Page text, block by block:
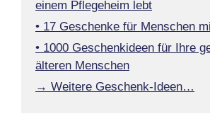
einem Pflegeheim lebt
• 17 Geschenke für Menschen
• 1000 Geschenkideen für Ihre
älteren Menschen
→ Weitere Geschenk-Ideen…